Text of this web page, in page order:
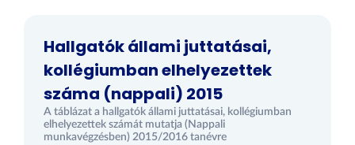
Hallgatók állami juttatásai,
kollégiumban elhelyezettek
száma (nappali) 2015
A táblázat a hallgatók állami juttatásai, kollégiumban
elhelyezettek számát mutatja (Nappali
munkavégzésben) 2015/2016 tanévre